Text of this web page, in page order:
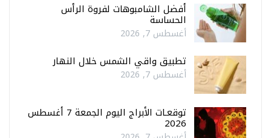
أفضل الشامبوهات لفروة الرأس
الحساسة
أغسطس 7, 2026
تطبيق واقي الشمس خلال النهار
أغسطس 7, 2026
توقعـات الأبراج اليوم الجمعة 7 أغسطس
2026